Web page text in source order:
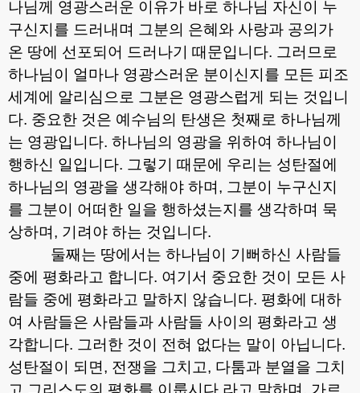
나님께 영광스러운 이유가 바로 하나님 자신이 누
구신지를 드러내며 그분의 은혜와 사랑과 공의가
온 땅에 선포되어 드러나기 때문입니다. 그러므로
하나님이 얼마나 영광스러운 분이신지를 모든 피조
세계에 알리심으로 그분은 영광스럽게 되는 것입니
다. 중요한 것은 예수님의 탄생은 첫째로 하나님께
는 영광입니다. 하나님의 영광을 위하여 하나님이
행하신 일입니다. 그렇기 때문에 우리는 성탄절에
하나님의 영광을 생각해야 하며 , 그분이 누구신지
를 그분이 어떠한 일을 행하셨는지를 생각하며 묵
상하며 , 기려야 하는 것입니다.
둘째는 땅에서는 하나님이 기뻐하신 사람들
중에 평화라고 합니다. 여기서 중요한 것이 모든 사
람들 중에 평화라고 말하지 않습니다. 평화에 대하
여 사람들은 사람들과 사람들 사이의 평화라고 생
각합니다. 그러한 것이 전혀 없다는 말이 아닙니다.
성탄절이 되면 , 전쟁을 그치고, 다툼과 분열을 그치
고 그리스도의 평화를 이룹시다 라고 말하며 , 가르